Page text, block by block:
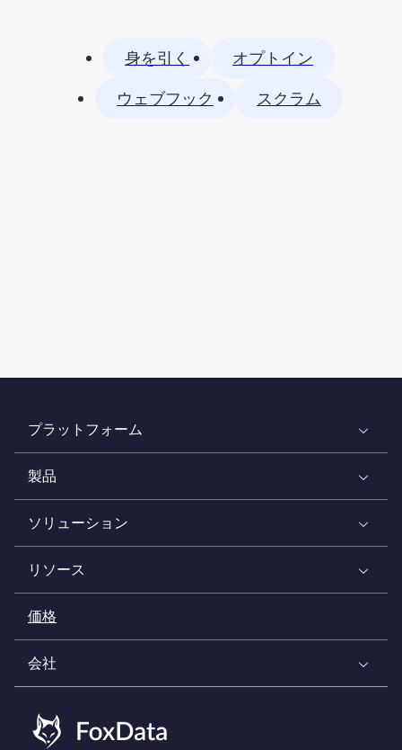
身を引く
オプトイン
ウェブフック
スクラム
プラットフォーム
製品
ソリューション
リソース
価格
会社